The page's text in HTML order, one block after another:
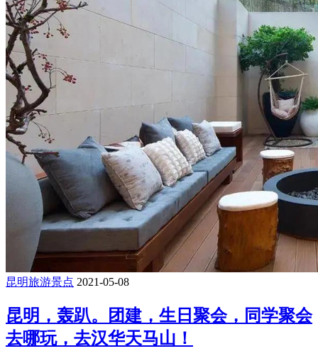
昆明旅游景点 2021-05-08
昆明，轰趴。团建，生日聚会，同学聚会
去哪玩，去汉华天马山！